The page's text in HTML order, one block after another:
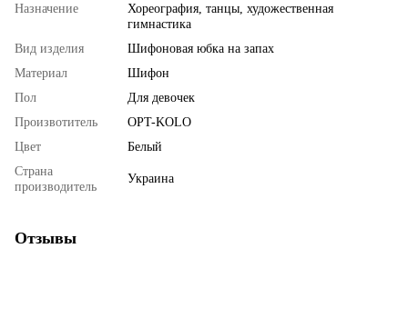
Назначение
Хореография, танцы, художественная
гимнастика
Вид изделия
Шифоновая юбка на запах
Материал
Шифон
Пол
Для девочек
Произвотитель
OPT-KOLO
Цвет
Белый
Страна
производитель
Украина
Отзывы